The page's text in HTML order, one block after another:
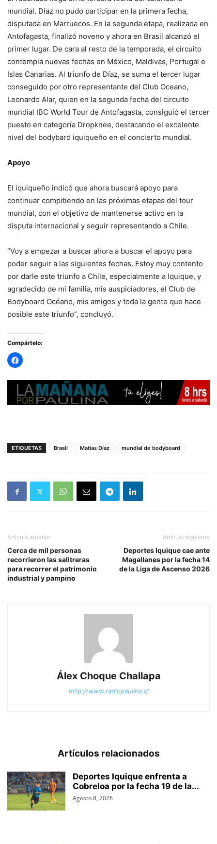
mundial. Díaz no pudo participar en la primera fecha,
disputada en Marruecos. En la segunda etapa, realizada en
Antofagasta, finalizó noveno y ahora en Brasil alcanzó el
primer lugar. De cara al resto de la temporada, el circuito
contempla nuevas fechas en México, Maldivas, Portugal e
Islas Canarias. Al triunfo de Díaz, se suma el tercer lugar
conseguido por otro representante del Club Oceano,
Leonardo Alar, quien en la segunda fecha del circuito
mundial IBC World Tour de Antofagasta, consiguió el tercer
puesto en categoría Dropknee, destacando el excelente
nivel del bodybard iquiqueño en el concierto mundial.
Apoyo
El iquiqueño indicó que ahora buscará apoyo para
continuar compitiendo en las próximas etapas del tour
mundial, con el objetivo de mantenerse activo en la
disputa internacional y seguir representando a Chile.
“Voy a empezar a buscar ahora a buscar el apoyo para
poder seguir a las siguientes fechas. Estoy muy contento
por darle este triunfo a Chile, especialmente a Iquique, y
agradecido de mi familia, mis auspiciadores, el Club de
Bodyboard Océano, mis amigos y toda la gente que hace
posible este triunfo”, concluyó.
Compártelo:
ETIQUETAS Brasil Matías Díaz mundial de bodyboard
Artículo anterior
Cerca de mil personas
recorrieron las salitreras
para recorrer el patrimonio
industrial y pampino
Artículo siguiente
Deportes Iquique cae ante
Magallanes por la fecha 14
de la Liga de Ascenso 2026
Álex Choque Challapa
http://www.radiopaulina.cl
Artículos relacionados
Deportes Iquique enfrenta a
Cobreloa por la fecha 19 de la...
Agosto 8, 2026